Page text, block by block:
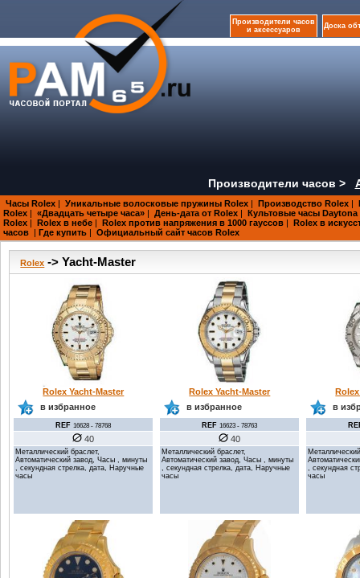
Производители часов
и аксессуаров
Доска
Производители часов >
Часы Rolex | Уникальные волосковые пружины Rolex | Производство Rolex |
Rolex | «Двадцать четыре часа» | День-дата от Rolex | Культовые часы Daytona
Rolex | Rolex в небе | Rolex против напряжения в 1000 гауссов | Rolex в
часов | Где купить | Официальный сайт часов Rolex
Rolex -> Yacht-Master
Rolex Yacht-Master
в избранное
REF 16628 - 78768
40
Металлический браслет,
Автоматический завод, Часы , минуты
, секундная стрелка, дата, Наручные
часы
Rolex Yacht-Master
в избранное
REF 16623 - 78763
40
Металлический браслет,
Автоматический завод, Часы , минуты
, секундная стрелка, дата, Наручные
часы
в
, секундная
часы